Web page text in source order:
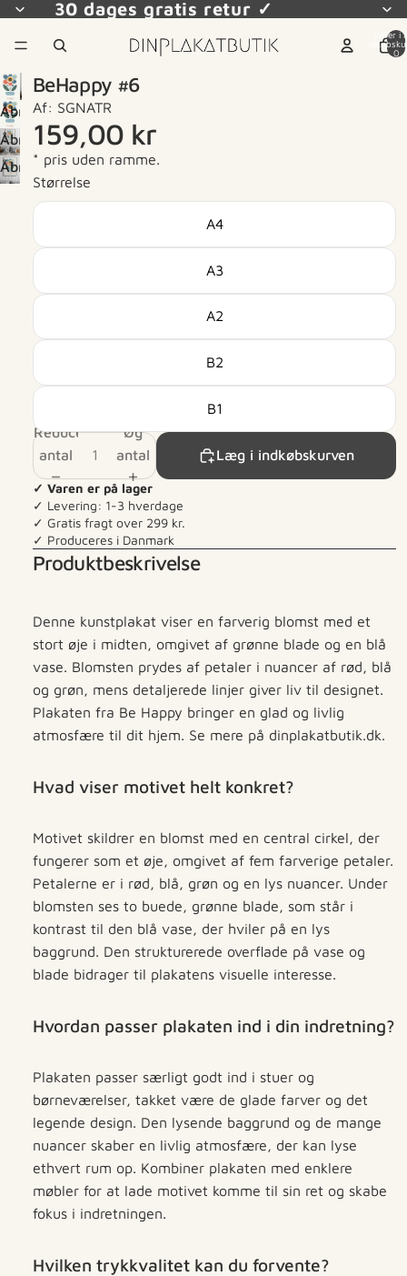
30 dages gratis retur ✓
Varer i
0
Åbn
billede
i
fuld
skærm
Åbn
billede
i
Åbn
billede
BeHappy #6
Af: SGNATR
159,00 kr
* pris uden ramme.
Størrelse
A4
A3
A2
B2
B1
Reducer
antal
Øg
antal
Læg i indkøbskurven
✓ Varen er på lager
✓ Levering: 1-3 hverdage
✓ Gratis fragt over 299 kr.
✓ Produceres i Danmark
Produktbeskrivelse
Denne kunstplakat viser en farverig blomst med et
stort øje i midten, omgivet af grønne blade og en blå
vase. Blomsten prydes af petaler i nuancer af rød, blå
og grøn, mens detaljerede linjer giver liv til designet.
Plakaten fra Be Happy bringer en glad og livlig
atmosfære til dit hjem. Se mere på dinplakatbutik.dk.
Hvad viser motivet helt konkret?
Motivet skildrer en blomst med en central cirkel, der
fungerer som et øje, omgivet af fem farverige petaler.
Petalerne er i rød, blå, grøn og en lys nuancer. Under
blomsten ses to buede, grønne blade, som står i
kontrast til den blå vase, der hviler på en lys
baggrund. Den strukturerede overflade på vase og
blade bidrager til plakatens visuelle interesse.
Hvordan passer plakaten ind i din indretning?
Plakaten passer særligt godt ind i stuer og
børneværelser, takket være de glade farver og det
legende design. Den lysende baggrund og de mange
nuancer skaber en livlig atmosfære, der kan lyse
ethvert rum op. Kombiner plakaten med enklere
møbler for at lade motivet komme til sin ret og skabe
fokus i indretningen.
Hvilken trykkvalitet kan du forvente?